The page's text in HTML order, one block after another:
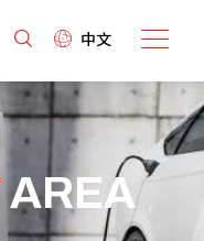
中文
AREA